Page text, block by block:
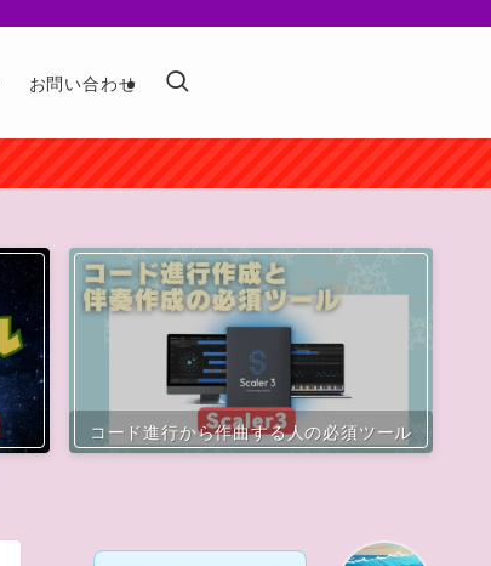
お問い合わせ
コード進行から作曲する人の必須ツール